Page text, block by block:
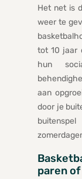
Het net is
weer te
tot 10 jaar
hun
aan
door je
paren